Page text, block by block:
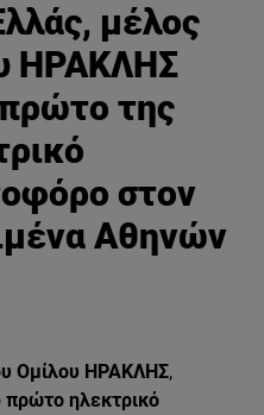
μέλος
ΗΡΑΚΛΗΣ
της
στον
Αθηνών
Ομίλου ΗΡΑΚΛΗΣ,
πρώτο ηλεκτρικό